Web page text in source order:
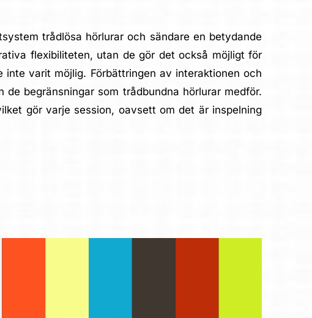
trådlösa hörlurar och sändare en betydande
flexibiliteten, utan de gör det också möjligt för
varit möjlig. Förbättringen av interaktionen och
begränsningar som trådbundna hörlurar medför.
gör varje session, oavsett om det är inspelning